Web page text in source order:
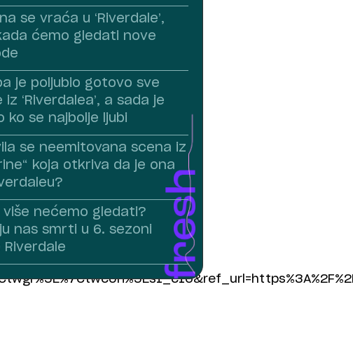
se vraća u ‘Riverdale’,
ćemo gledati nove
je poljubio gotovo sve
iz ‘Riverdalea’, a sada je
ko se najbolje ljubi
se neemitovana scena iz
koja otkriva da je ona
više nećemo gledati?
nas smrti u 6. sezoni
Riverdale